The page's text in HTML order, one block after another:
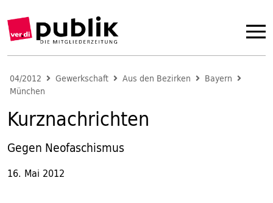
04/2012 Gewerkschaft Aus den Bezirken
Bayern
München
Kurznachrichten
Gegen Neofaschismus
16. Mai 2012